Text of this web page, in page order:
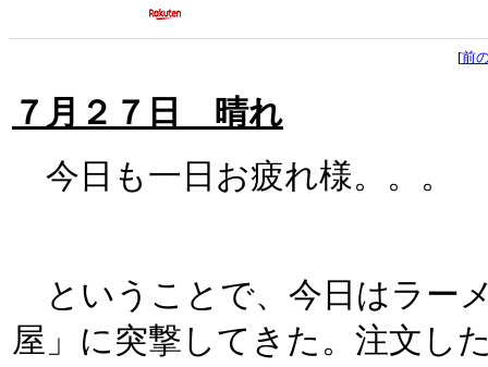
[前
７月２７日 晴れ
今日も一日お疲れ様。。。
ということで、今日はラー
屋」に突撃してきた。注文し